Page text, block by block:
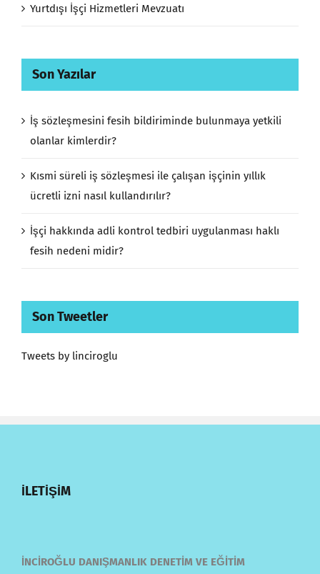
Yurtdışı İşçi Hizmetleri Mevzuatı
Son Yazılar
İş sözleşmesini fesih bildiriminde bulunmaya yetkili
olanlar kimlerdir?
Kısmi süreli iş sözleşmesi ile çalışan işçinin yıllık
ücretli izni nasıl kullandırılır?
İşçi hakkında adli kontrol tedbiri uygulanması haklı
fesih nedeni midir?
Son Tweetler
Tweets by linciroglu
İLETİŞİM
İNCİROĞLU DANIŞMANLIK DENETİM VE EĞİTİM